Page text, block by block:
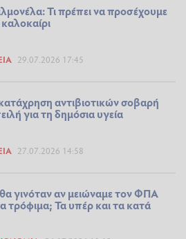
Τι πρέπει να προσέχουμε
29.07.2026 17:45
αντιβιοτικών σοβαρή
για τη δημόσια υγεία
27.07.2026 14:58
γινόταν αν μειώναμε τον ΦΠΑ
τρόφιμα; Τα υπέρ και τα κατά